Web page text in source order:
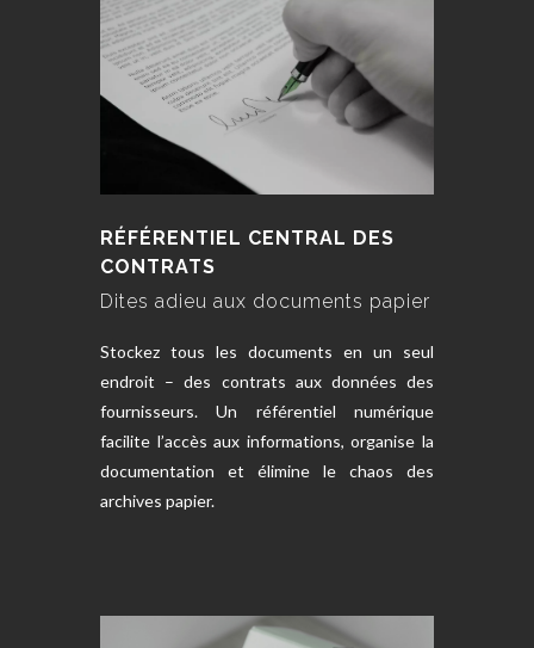
RÉFÉRENTIEL CENTRAL DES
CONTRATS
Dites adieu aux documents papier
Stockez tous les documents en un seul
endroit – des contrats aux données des
fournisseurs. Un référentiel numérique
facilite l’accès aux informations, organise la
documentation et élimine le chaos des
archives papier.